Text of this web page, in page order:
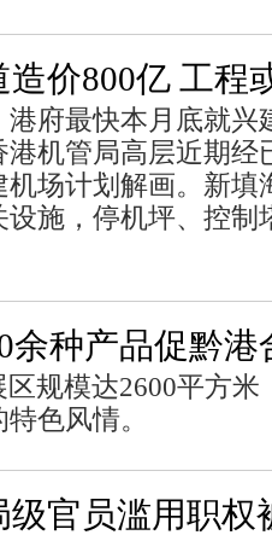
价800亿 工程
府最快本月底就兴
机管局高层近期经
机场计划解画。新填
施，停机坪、控制
余种产品促黔港
区规模达2600平方
色风情。
官员滥用职权